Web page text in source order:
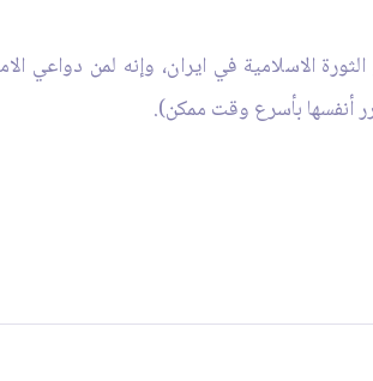
الاسلامية في ايران، وإنه لمن دواعي
أنفسها بأسرع وقت ممكن).